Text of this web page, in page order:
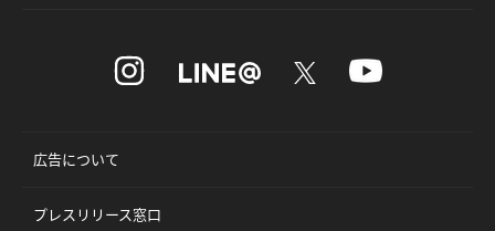
広告について
プレスリリース窓口